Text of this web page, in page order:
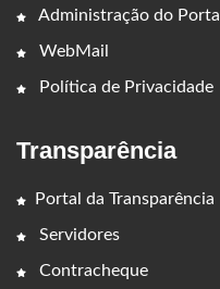
Administração do Portal
WebMail
Política de Privacidade
Transparência
Portal da Transparência
Servidores
Contracheque